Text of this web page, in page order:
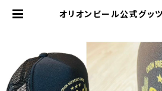
オリオンビール公式グッ
【沖縄】【お土産】【CAP
HOP～Produced
ly～